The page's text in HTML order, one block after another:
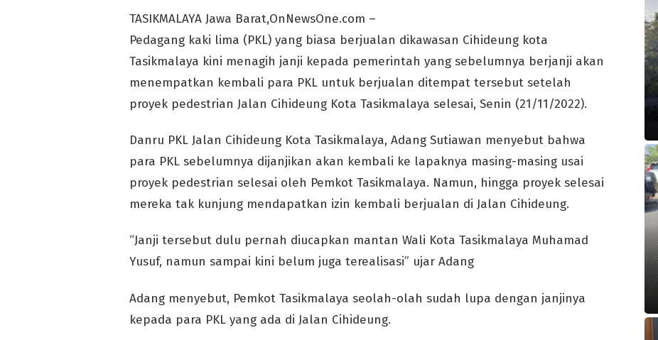
TASIKMALAYA Jawa Barat,OnNewsOne.com –
Pedagang kaki lima (PKL) yang biasa berjualan dikawasan Cihideung kota
Tasikmalaya kini menagih janji kepada pemerintah yang sebelumnya berjanji akan
menempatkan kembali para PKL untuk berjualan ditempat tersebut setelah
proyek pedestrian Jalan Cihideung Kota Tasikmalaya selesai, Senin (21/11/2022).
Danru PKL Jalan Cihideung Kota Tasikmalaya, Adang Sutiawan menyebut bahwa
para PKL sebelumnya dijanjikan akan kembali ke lapaknya masing-masing usai
proyek pedestrian selesai oleh Pemkot Tasikmalaya. Namun, hingga proyek selesai
mereka tak kunjung mendapatkan izin kembali berjualan di Jalan Cihideung.
“Janji tersebut dulu pernah diucapkan mantan Wali Kota Tasikmalaya Muhamad
Yusuf, namun sampai kini belum juga terealisasi” ujar Adang
Adang menyebut, Pemkot Tasikmalaya seolah-olah sudah lupa dengan janjinya
kepada para PKL yang ada di Jalan Cihideung.